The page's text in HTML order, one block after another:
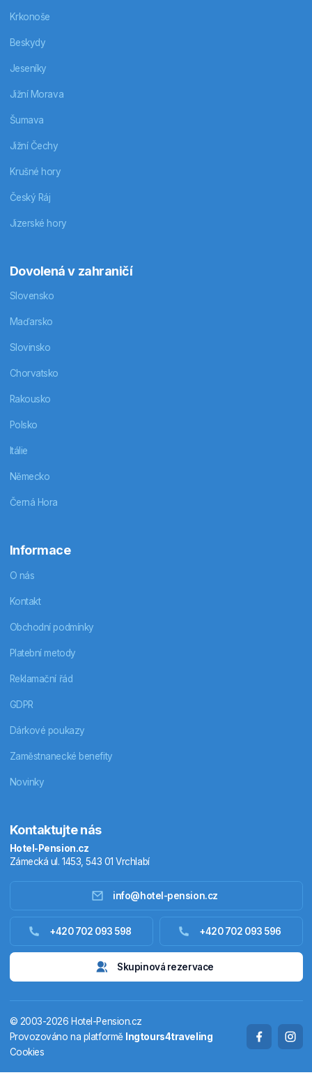
Ubytování zahraniční
Termály
Chaty a chalupy
Krkonoše
Beskydy
Jeseníky
Jižní Morava
Šumava
Jižní Čechy
Krušné hory
Český Ráj
Jizerské hory
Dovolená v zahraničí
Slovensko
Maďarsko
Slovinsko
Chorvatsko
Rakousko
Polsko
Itálie
Německo
Černá Hora
Informace
O nás
Kontakt
Obchodní podmínky
Platební metody
Reklamační řád
GDPR
Dárkové poukazy
Zaměstnanecké benefity
Novinky
Kontaktujte nás
Hotel-Pension.cz
Zámecká ul. 1453, 543 01 Vrchlabí
info@hotel-pension.cz
+420 702 093 598 +420 702 093 596
Skupinová rezervace
© 2003-2026 Hotel-Pension.cz
Provozováno na platformě Ingtours4traveling
Cookies